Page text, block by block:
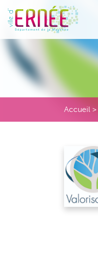
Accueil >